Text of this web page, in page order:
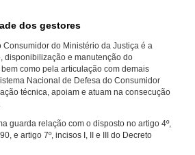
dos gestores
Consumidor do Ministério da Justiça é a
disponibilização e manutenção do
bem como pela articulação com demais
Nacional de Defesa do Consumidor
técnica, apoiam e atuam na consecução
guarda relação com o disposto no artigo 4º,
e artigo 7º, incisos I, II e III do Decreto